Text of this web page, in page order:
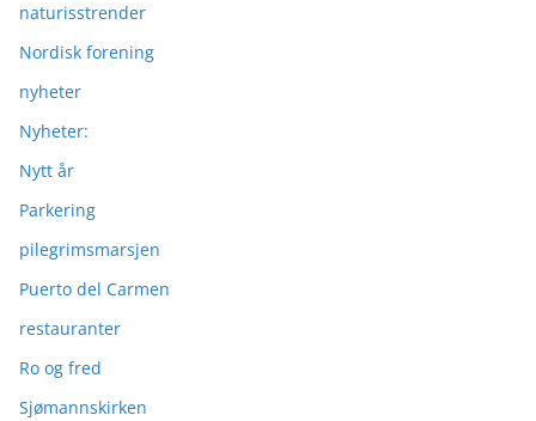
naturisstrender
Nordisk forening
nyheter
Nyheter:
Nytt år
Parkering
pilegrimsmarsjen
Puerto del Carmen
restauranter
Ro og fred
Sjømannskirken